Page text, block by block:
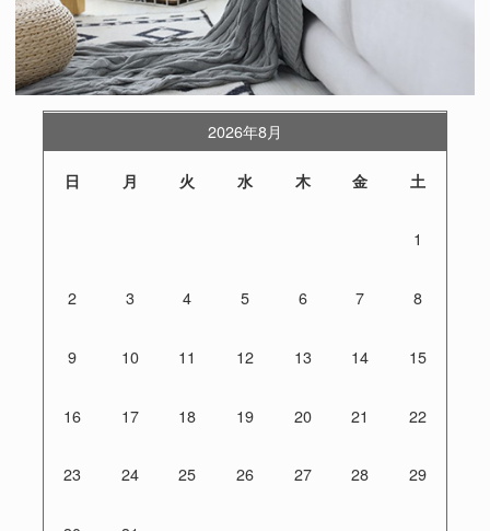
2026年8月
日 月 火 水 木 金 土
1
2 3 4 5 6 7 8
9 10 11 12 13 14 15
16 17 18 19 20 21 22
23 24 25 26 27 28 29